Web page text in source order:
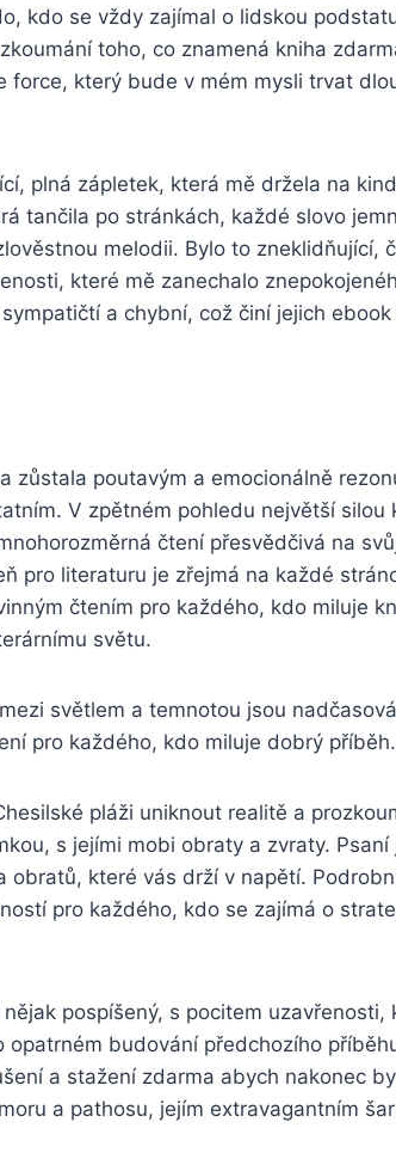
kdo se vždy zajímal o lidskou
toho, co znamená kniha
force, který bude v mém mysli trvat
plná zápletek, která mě držela na
tančila po stránkách, každé slovo
melodii. Bylo to zneklidňující,
které mě zanechalo
a chybní, což činí jejich
zůstala poutavým a emocionálně
V zpětném pohledu největší silou
čtení přesvědčivá na
pro literaturu je zřejmá na každé
čtením pro každého, kdo miluje
světu.
světlem a temnotou jsou
pro každého, kdo miluje dobrý příběh.
pláži uniknout realitě a
s jejími mobi obraty a zvraty. Psaní
obratů, které vás drží v napětí.
pro každého, kdo se zajímá o
pospíšený, s pocitem uzavřenosti,
opatrném budování předchozího
a stažení zdarma​ abych nakonec
a pathosu, jejím extravagantním